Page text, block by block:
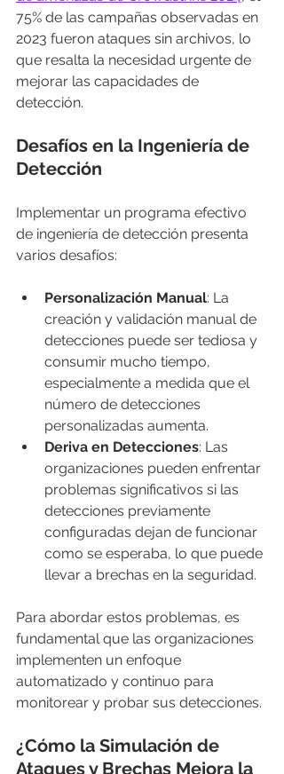
75% de las campañas observadas en
2023 fueron ataques sin archivos, lo
que resalta la necesidad urgente de
mejorar las capacidades de
detección.
Desafíos en la Ingeniería de
Detección
Implementar un programa efectivo
de ingeniería de detección presenta
varios desafíos:
Personalización Manual: La
creación y validación manual de
detecciones puede ser tediosa y
consumir mucho tiempo,
especialmente a medida que el
número de detecciones
personalizadas aumenta.
Deriva en Detecciones: Las
organizaciones pueden enfrentar
problemas significativos si las
detecciones previamente
configuradas dejan de funcionar
como se esperaba, lo que puede
llevar a brechas en la seguridad.
Para abordar estos problemas, es
fundamental que las organizaciones
implementen un enfoque
automatizado y continuo para
monitorear y probar sus detecciones.
¿Cómo la Simulación de
Ataques y Brechas Mejora la